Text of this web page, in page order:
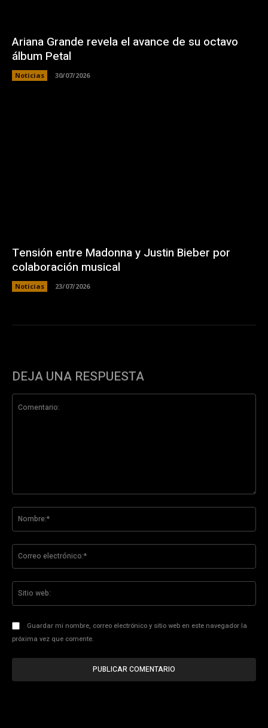
Ariana Grande revela el avance de su octavo
álbum Petal
Noticias 30/07/2026
Tensión entre Madonna y Justin Bieber por
colaboración musical
Noticias 23/07/2026
DEJA UNA RESPUESTA
Guardar mi nombre, correo electrónico y sitio web en este navegador la
próxima vez que comente.